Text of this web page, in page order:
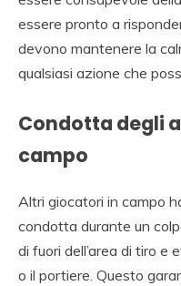
essere pronto a
devono mantenere la
qualsiasi azione che
Condotta degli
campo
Altri giocatori in campo
condotta durante un
di fuori dell’area di tiro e
o il portiere. Questo